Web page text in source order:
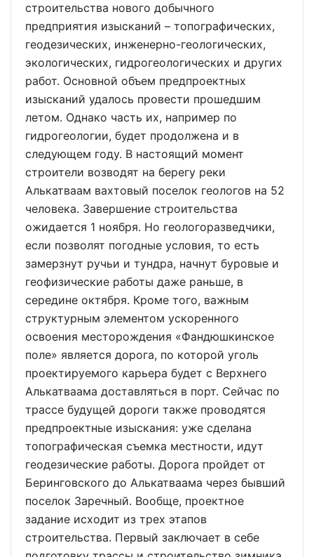
строительства нового добычного
предприятия изысканий – топографических,
геодезических, инженерно-геологических,
экологических, гидрогеологических и других
работ. Основной объем предпроектных
изысканий удалось провести прошедшим
летом. Однако часть их, например по
гидрогеологии, будет продолжена и в
следующем году. В настоящий момент
строители возводят на берегу реки
Алькатваам вахтовый поселок геологов на 52
человека. Завершение строительства
ожидается 1 ноября. Но геологоразведчики,
если позволят погодные условия, то есть
замерзнут ручьи и тундра, начнут буровые и
геофизические работы даже раньше, в
середине октября. Кроме того, важным
структурным элементом ускоренного
освоения месторождения «Фандюшкинское
поле» является дорога, по которой уголь
проектируемого карьера будет с Верхнего
Алькатваама доставляться в порт. Сейчас по
трассе будущей дороги также проводятся
предпроектные изыскания: уже сделана
топографическая съемка местности, идут
геодезические работы. Дорога пройдет от
Беринговского до Алькатваама через бывший
поселок Заречный. Вообще, проектное
задание исходит из трех этапов
строительства. Первый заключает в себе